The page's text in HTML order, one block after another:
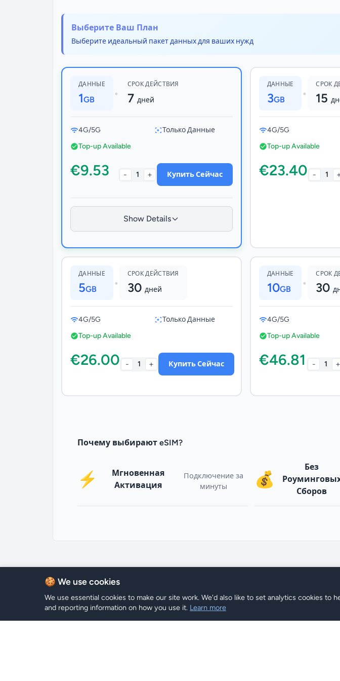
Выберите Ваш План
Выберите идеальный пакет данных для ваших нужд
ДАННЫЕ
1GB •
СРОК ДЕЙСТВИЯ
7 дней
4G/5G
Только Данные
Top-up Available
€9.53 - 1 + Купить Сейчас
Show Details
ДАННЫЕ
3GB •
СРОК
15
4G/5G
Top-up Available
€23.40 - 1
ДАННЫЕ
5GB •
СРОК ДЕЙСТВИЯ
30 дней
4G/5G
Только Данные
Top-up Available
€26.00 - 1 + Купить Сейчас
ДАННЫЕ
10GB •
СРОК
30
4G/5G
Top-up Available
€46.81 - 1 +
Почему выбирают eSIM?
⚡
Мгновенная
Активация
Подключение за
минуты
💰
Без
Сборов
🍪 We use cookies
We use essential cookies to make our site work. We'd also like to set analytics cookies to
and reporting information on how you use it. Learn more